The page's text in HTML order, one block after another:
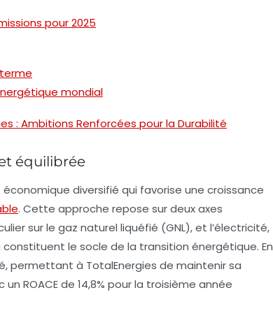
pour 2025
mondial
: Ambitions Renforcées pour la Durabilité
équilibrée
diversifié qui favorise une croissance
. Cette approche repose sur deux axes
sur le gaz naturel liquéfié (GNL), et l’électricité,
le socle de la transition énergétique. En
permettant à TotalEnergies de maintenir sa
un ROACEde 14,8% pour la troisième année